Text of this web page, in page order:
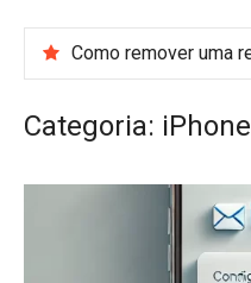
Categoria: iPhone